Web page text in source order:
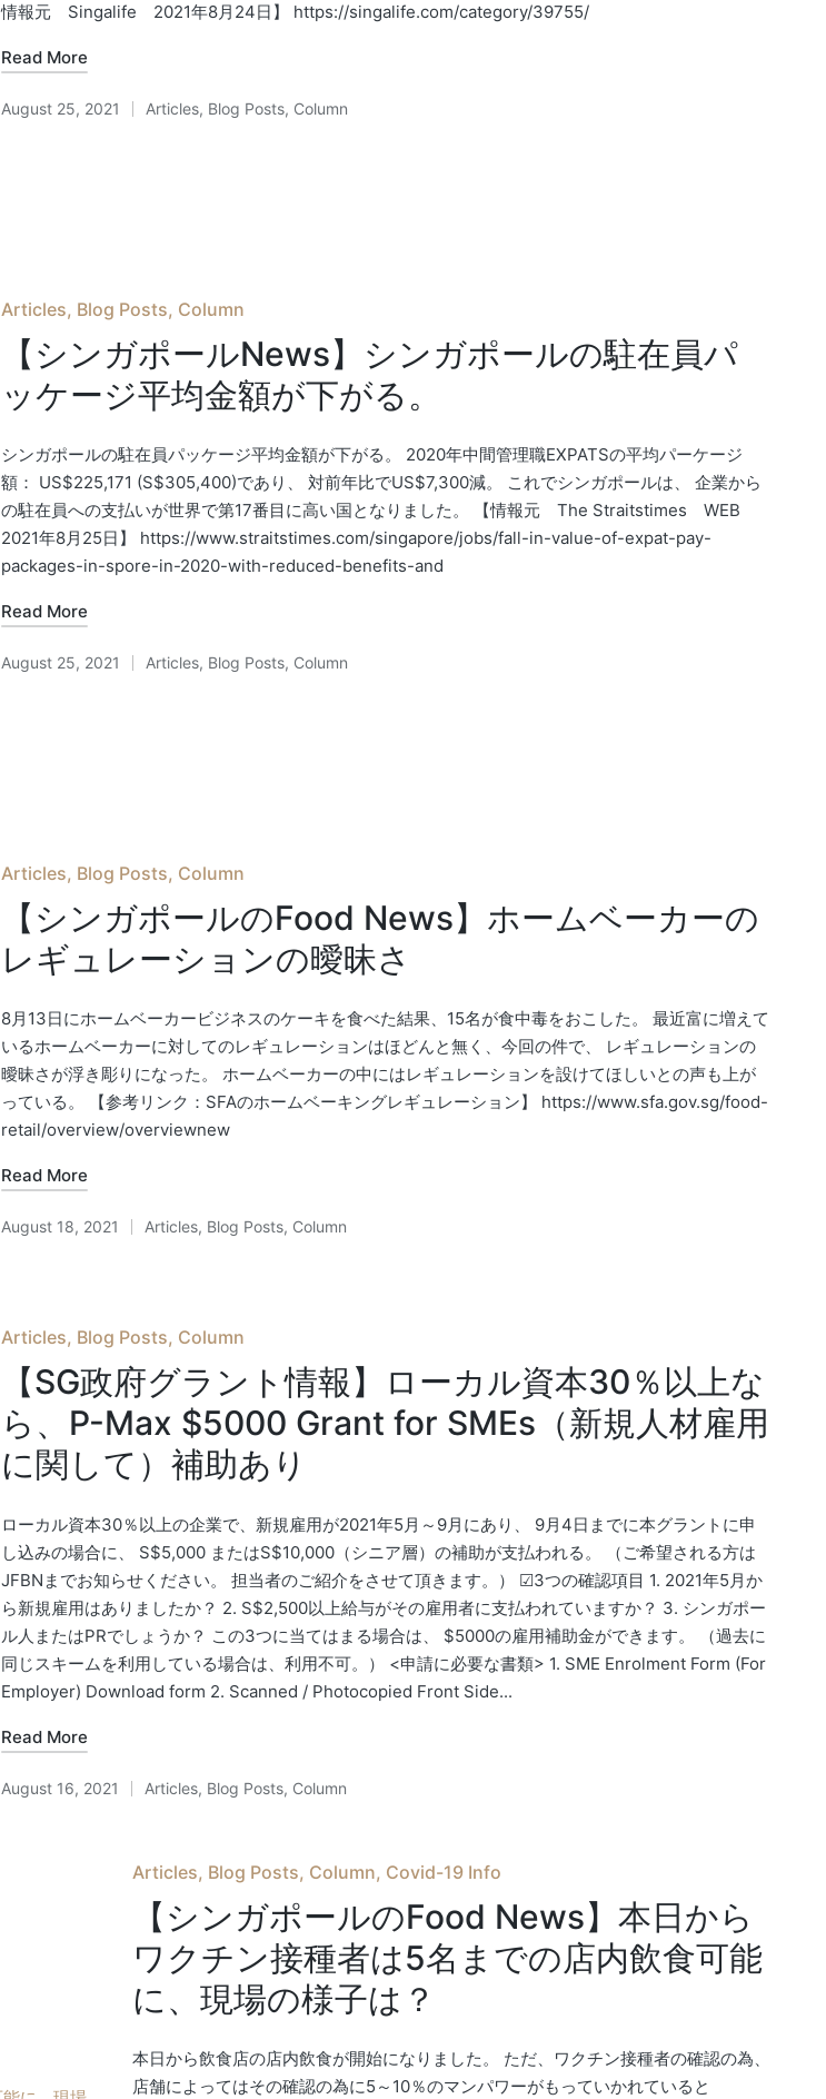
情報元 Singalife 2021年8月24日】 https://singalife.com/category/39755/
Read More
August 25, 2021
Posted
Articles, Blog Posts, Column
Posted
Articles Blog Posts Column
【シンガポールNews】シンガポールの駐在員パ
ッケージ平均金額が下がる。
シンガポールの駐在員パッケージ平均金額が下がる。 2020年中間管理職EXPATSの平均パーケージ
額： US$225,171 (S$305,400)であり、 対前年比でUS$7,300減。 これでシンガポールは、 企業から
の駐在員への支払いが世界で第17番目に高い国となりました。 【情報元 The Straitstimes WEB
2021年8月25日】 https://www.straitstimes.com/singapore/jobs/fall-in-value-of-expat-pay-
packages-in-spore-in-2020-with-reduced-benefits-and
Read More
August 25, 2021
Posted
Articles, Blog Posts, Column
Posted
Articles Blog Posts Column
【シンガポールのFood News】ホームベーカーの
レギュレーションの曖昧さ
8月13日にホームベーカービジネスのケーキを食べた結果、15名が食中毒をおこした。 最近富に増えて
いるホームベーカーに対してのレギュレーションはほどんと無く、今回の件で、 レギュレーションの
曖昧さが浮き彫りになった。 ホームベーカーの中にはレギュレーションを設けてほしいとの声も上が
っている。 【参考リンク：SFAのホームベーキングレギュレーション】 https://www.sfa.gov.sg/food-
retail/overview/overviewnew
Read More
August 18, 2021
Posted
Articles, Blog Posts, Column
Posted
Articles Blog Posts Column
【SG政府グラント情報】ローカル資本30％以上な
ら、P-Max $5000 Grant for SMEs（新規人材雇用
に関して）補助あり
ローカル資本30％以上の企業で、新規雇用が2021年5月～9月にあり、 9月4日までに本グラントに申
し込みの場合に、 S$5,000 またはS$10,000（シニア層）の補助が支払われる。 （ご希望される方は
JFBNまでお知らせください。 担当者のご紹介をさせて頂きます。） ☑3つの確認項目 1. 2021年5月か
ら新規雇用はありましたか？ 2. S$2,500以上給与がその雇用者に支払われていますか？ 3. シンガポー
ル人またはPRでしょうか？ この3つに当てはまる場合は、 $5000の雇用補助金ができます。 （過去に
同じスキームを利用している場合は、利用不可。） <申請に必要な書類> 1. SME Enrolment Form (For
Employer) Download form 2. Scanned / Photocopied Front Side...
Read More
August 16, 2021
Posted
Articles, Blog Posts, Column
Posted
Articles Blog Posts Column Covid-19 Info
【シンガポールのFood News】本日から
ワクチン接種者は5名までの店内飲食可能
に、現場の様子は？
本日から飲食店の店内飲食が開始になりました。 ただ、ワクチン接種者の確認の為、
店舗によってはその確認の為に5～10％のマンパワーがもっていかれていると